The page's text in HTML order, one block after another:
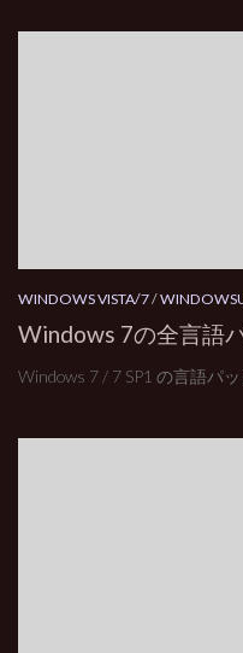
WINDOWS VISTA/7/
Windows 7の全言語
Windows 7 / 7 SP1 の言語パッ